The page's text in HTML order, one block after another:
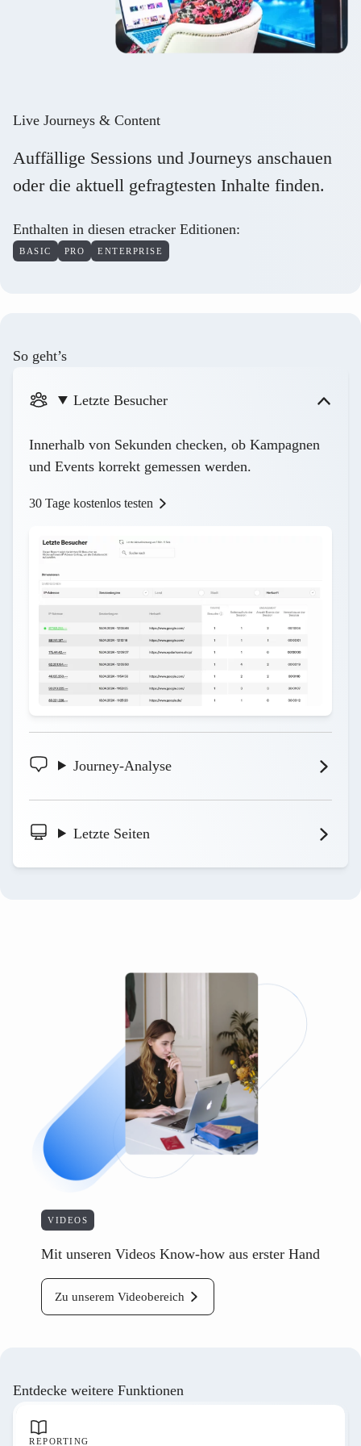
Live Journeys & Content
Auffällige Sessions und Journeys anschauen
oder die aktuell gefragtesten Inhalte finden.
Enthalten in diesen etracker Editionen:
BASIC PRO ENTERPRISE
So geht’s
Letzte Besucher
Innerhalb von Sekunden checken, ob Kampagnen
und Events korrekt gemessen werden.
30 Tage kostenlos testen
Journey-Analyse
Letzte Seiten
VIDEOS
Mit unseren Videos Know-how aus erster Hand
Zu unserem Videobereich
Entdecke weitere Funktionen
REPORTING